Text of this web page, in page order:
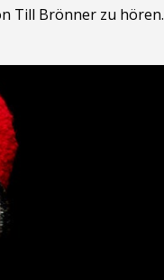
Till Brönner zu hören.